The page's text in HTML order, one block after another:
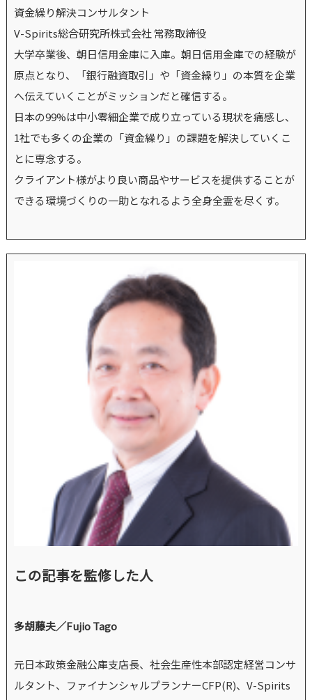
資金繰り解決コンサルタント
V-Spirits総合研究所株式会社 常務取締役
大学卒業後、朝日信用金庫に入庫。朝日信用金庫での経験が
原点となり、「銀行融資取引」や「資金繰り」の本質を企業
へ伝えていくことがミッションだと確信する。
日本の99%は中小零細企業で成り立っている現状を痛感し、
1社でも多くの企業の「資金繰り」の課題を解決していくこ
とに専念する。
クライアント様がより良い商品やサービスを提供することが
できる環境づくりの一助となれるよう全身全霊を尽くす。
この記事を監修した人
多胡藤夫／Fujio Tago
元日本政策金融公庫支店長、社会生産性本部認定経営コンサ
ルタント、ファイナンシャルプランナーCFP(R)、V-Spirits